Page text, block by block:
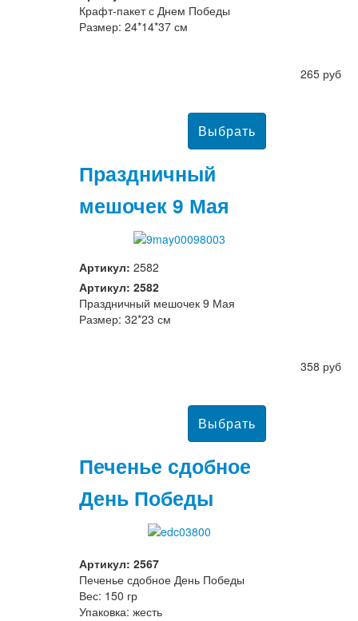
Крафт-пакет с Днем Победы
Размер: 24*14*37 см
265 руб
Праздничный
мешочек 9 Мая
Артикул: 2582
Артикул: 2582
Праздничный мешочек 9 Мая
Размер: 32*23 см
358 руб
Печенье сдобное
День Победы
Артикул: 2567
Печенье сдобное День Победы
Вес: 150 гр
Упаковка: жесть